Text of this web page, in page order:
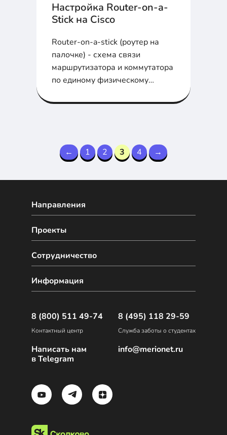
Настройка Router-on-a-
Stick на Cisco
Router-on-a-stick (роутер на
палочке) - схема связи
маршрутизатора и коммутатора
по единому физическому
← 1 2 3 4 →
Направления
Сотрудничество
Проекты
Информация
8 (800) 511 49-74
Контактный центр
Написать нам
в Telegram
8 (495) 118 29-59
Служба заботы о студентах
info@merionet.ru